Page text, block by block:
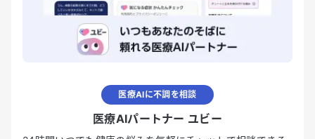
医療AIに不調を相談
医療AIパートナー ユビー